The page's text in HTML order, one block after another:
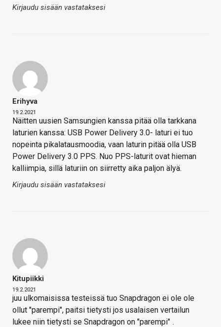
Kirjaudu sisään vastataksesi
Erihyva
19.2.2021
Näitten uusien Samsungien kanssa pitää olla tarkkana
laturien kanssa: USB Power Delivery 3.0- laturi ei tuo
nopeinta pikalatausmoodia, vaan laturin pitää olla USB
Power Delivery 3.0 PPS. Nuo PPS-laturit ovat hieman
kalliimpia, sillä laturiin on siirretty aika paljon älyä.
Kirjaudu sisään vastataksesi
Kitupiikki
19.2.2021
juu ulkomaisissa testeissä tuo Snapdragon ei ole ole
ollut "parempi", paitsi tietysti jos usalaisen vertailun
lukee niin tietysti se Snapdragon on "parempi" .